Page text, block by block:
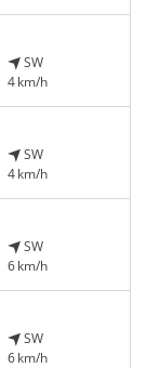
SW
4 km/h
SW
4 km/h
SW
6 km/h
SW
6 km/h